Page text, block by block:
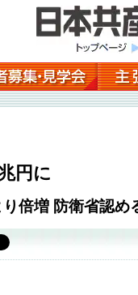
円に
倍増 防衛省認め